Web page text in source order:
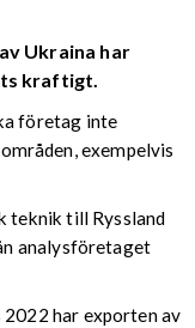
Ukraina har
kraftigt.
företag inte
exempelvis
teknik till Ryssland
analysföretaget
2022 har exporten av